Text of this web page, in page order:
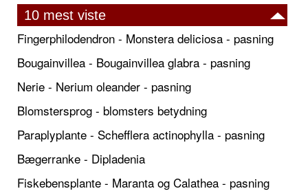
10 mest viste
Fingerphilodendron - Monstera deliciosa - pasning
Bougainvillea - Bougainvillea glabra - pasning
Nerie - Nerium oleander - pasning
Blomstersprog - blomsters betydning
Paraplyplante - Schefflera actinophylla - pasning
Bægerranke - Dipladenia
Fiskebensplante - Maranta og Calathea - pasning